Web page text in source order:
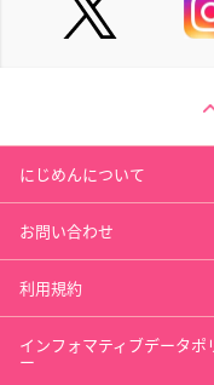
にじめんについて
お問い合わせ
利用規約
インフォマティブデータポ
ー